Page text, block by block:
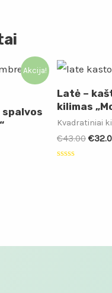
Akcija!
spalvos
Latė –
kilimas
Kvadratiniai
€43.00 €